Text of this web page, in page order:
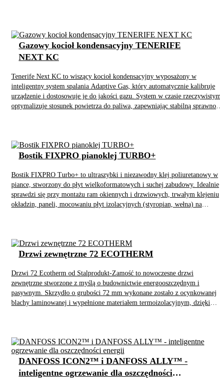
Tenerife Next KC to wiszący kocioł kondensacyjny wyposażony w
inteligentny system spalania Adaptive Gas, który automatycznie kalibruje
urządzenie i dostosowuje je do jakości gazu. System w czasie
optymalizuje stosunek powietrza do paliwa, zapewniając stabilną
Gazowy kocioł kondensacyjny TENERIFE
NEXT KC
Bostik FIXPRO Turbo+ to ultraszybki i niezawodny klej poliuretanowy w
piance, stworzony do płyt wielkoformatowych i suchej zabudowy. Idealnie
sprawdzi się przy montażu ram okiennych i drzwiowych, trwałym klejeniu
okładzin, paneli, mocowaniu płyt izolacyjnych (styropian, wełna) na
silnej przyczepności początkowej). Jego uniwersalna całoroczna formuła
umożliwia skuteczne klejenie w temperaturach od -10°C do +35°C.
Bostik FIXPRO pianoklej TURBO+
Drzwi 72 Ecotherm od Stalprodukt-Zamość to nowoczesne drzwi
zewnętrzne stworzone z myślą o budownictwie energooszczędnym i
pasywnym. Skrzydło o grubości 72 mm wykonane zostało z ocynkowanej
blachy laminowanej i wypełnione materiałem termoizolacyjnym, dzięki
Drzwi zewnętrzne 72 ECOTHERM
DANFOSS ICON2™ i DANFOSS ALLY™ -
inteligentne ogrzewanie dla oszczędności